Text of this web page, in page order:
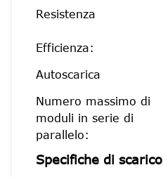
Resistenza
Efficienza:
Autoscarica
Numero massimo di
moduli in serie di
parallelo:
Specifiche di scarico